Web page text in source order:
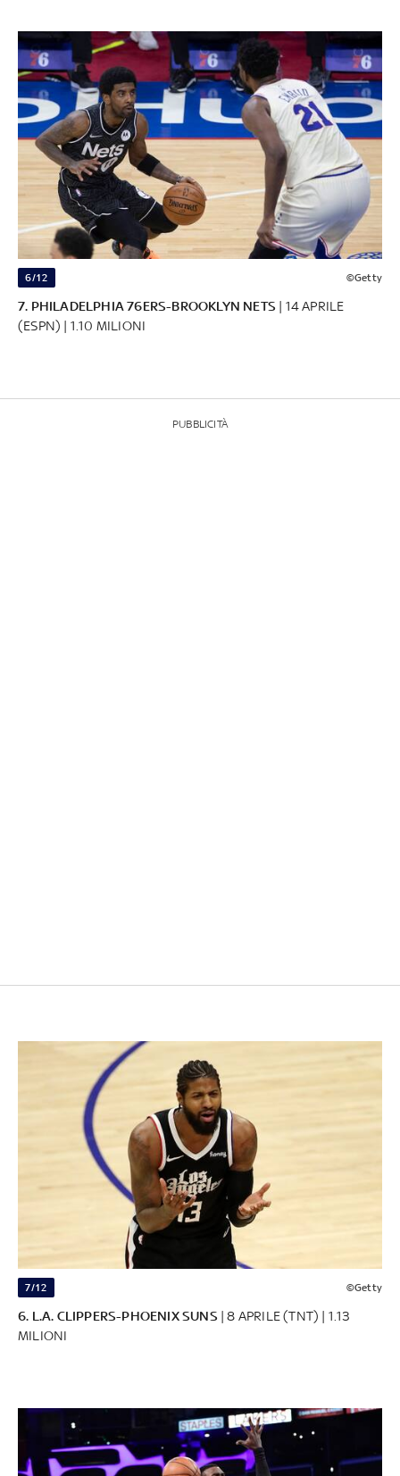
6/12 ©Getty
7. PHILADELPHIA 76ERS-BROOKLYN NETS | 14 APRILE
(ESPN) | 1.10 MILIONI
PUBBLICITÀ
7/12 ©Getty
6. L.A. CLIPPERS-PHOENIX SUNS| 8 APRILE (TNT) | 1.13
MILIONI